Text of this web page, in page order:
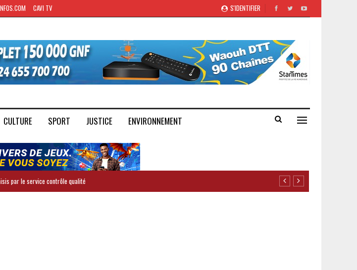
S'IDENTIFIER
CAVI TV
CULTURE SPORT JUSTICE ENVIRONNEMENT
par le service contrôle qualité